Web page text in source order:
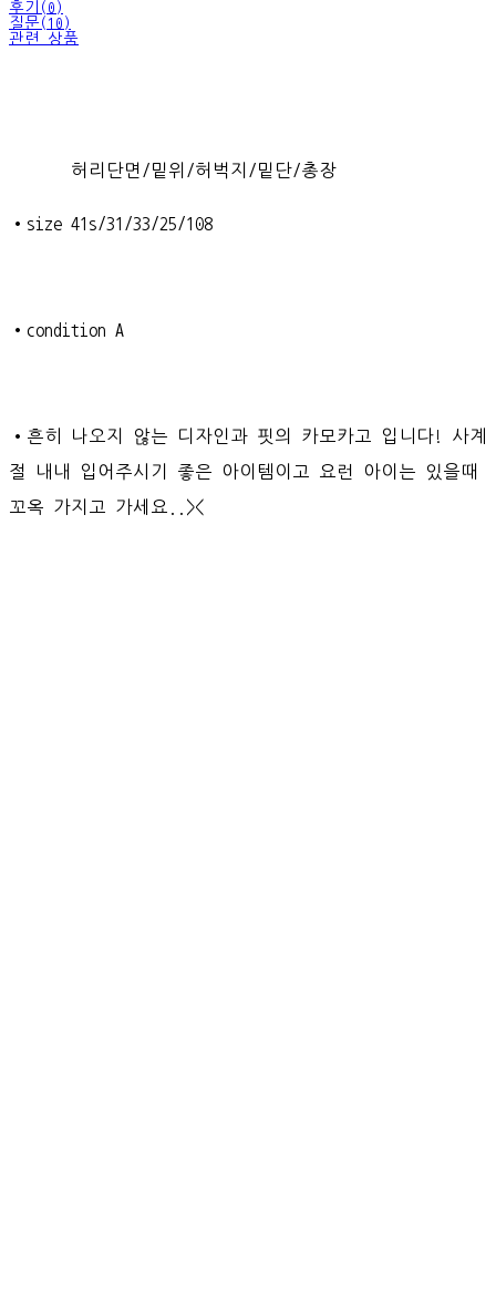
후기(0)
질문(10)
관련 상품
허리단면/밑위/허벅지/밑단/총장
•size 41s/31/33/25/108
•condition A
•흔히 나오지 않는 디자인과 핏의 카모카고 입니다! 사계
절 내내 입어주시기 좋은 아이템이고 요런 아이는 있을때
꼬옥 가지고 가세요..><